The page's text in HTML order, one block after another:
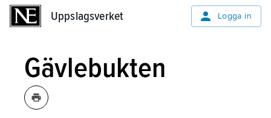
Uppslagsverket Logga in
Gävlebukten